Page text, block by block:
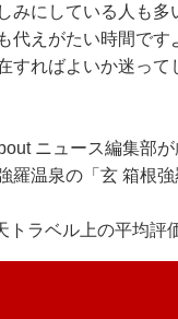
みにしている人も
代えがたい時間で
すればよいか迷っ
ニュース編集部
羅温泉の「玄 箱根
ラベル上の平均評